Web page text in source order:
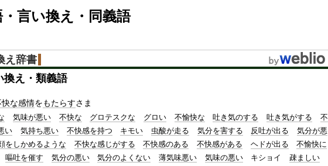
4
5
.
%
言い換え・同義語
え辞書
換え・類義語
な感情をもたらすさま
気味が悪い 不快な グロテスクな グロい 不愉快な 吐き気のする 吐き気がする
不
い 気持ち悪い 不快感を持つ キモい 虫酸が走る 気分を害する 反吐が出る
気分が悪
をしかめるような 不快な感じがする 不快感のある 不快感がある ヘドが出る
不愉快に
嘔吐を催す 気分の悪い 気分のよくない 薄気味悪い 気味の悪い キショイ
疎ましい